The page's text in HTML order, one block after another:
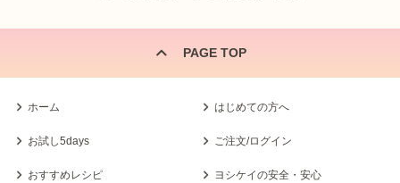
PAGE TOP
ホーム はじめての方へ
お試し5days ご注文/ログイン
おすすめレシピ ヨシケイの安全・安心